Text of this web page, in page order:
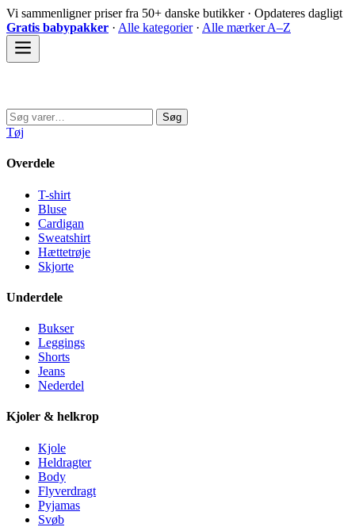
Spring
til
indhold
Vi sammenligner priser fra 50+ danske butikker · Opdateres dagligt
Gratis babypakker · Alle kategorier· Alle mærker A–Z
Søg
efter:
Søg
Tøj
Overdele
T-shirt
Bluse
Cardigan
Sweatshirt
Hættetrøje
Skjorte
Underdele
Bukser
Leggings
Shorts
Jeans
Nederdel
Kjoler & helkrop
Kjole
Heldragter
Body
Flyverdragt
Pyjamas
Svøb